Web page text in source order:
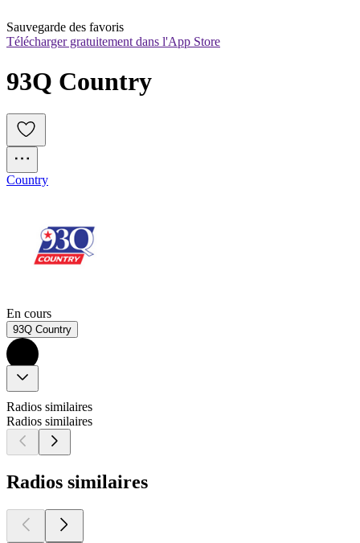
Sauvegarde des favoris
Télécharger gratuitement dans l'App Store
93Q Country
Country
En cours
93Q Country
Radios similaires
Radios similaires
Radios similaires